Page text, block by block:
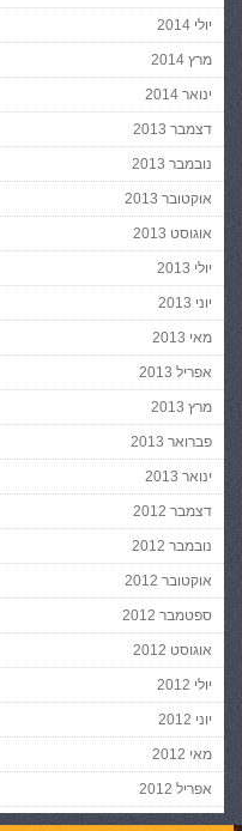
יולי 2014
מרץ 2014
ינואר 2014
דצמבר 2013
נובמבר 2013
אוקטובר 2013
אוגוסט 2013
יולי 2013
יוני 2013
מאי 2013
אפריל 2013
מרץ 2013
פברואר 2013
ינואר 2013
דצמבר 2012
נובמבר 2012
אוקטובר 2012
ספטמבר 2012
אוגוסט 2012
יולי 2012
יוני 2012
מאי 2012
אפריל 2012